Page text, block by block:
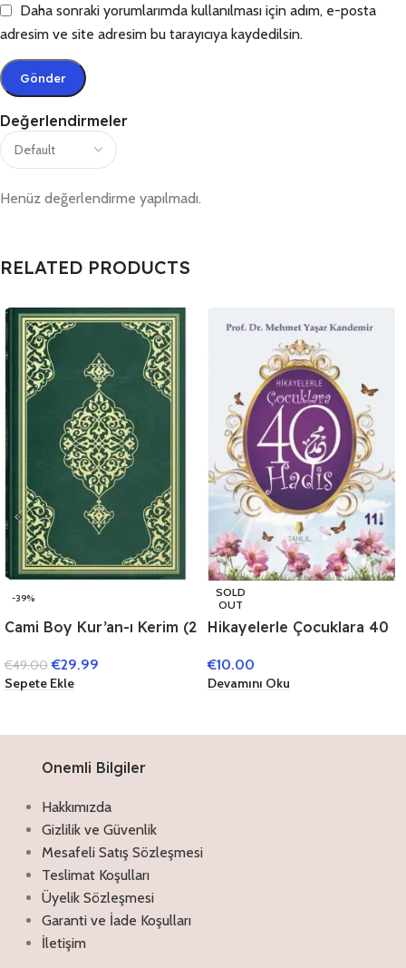
Değerlendirmeler
Henüz değerlendirme yapılmadı.
Daha sonraki yorumlarımda kullanılması için adım, e-posta
adresim ve site adresim bu tarayıcıya kaydedilsin.
RELATED PRODUCTS
-39%
Cami Boy Kur’an-ı Kerim (2
Mühürlü),KURAN’I
KERİM,23 x 34 cm
€49.00 €29.99
Sepete Ekle
SOLD
OUT
Hikayelerle Çocuklara 40
€10.00
Devamını Oku
Onemli Bilgiler
Hakkımızda
Gizlilik ve Güvenlik
Mesafeli Satış Sözleşmesi
Teslimat Koşulları
Üyelik Sözleşmesi
Garanti ve İade Koşulları
İletişim